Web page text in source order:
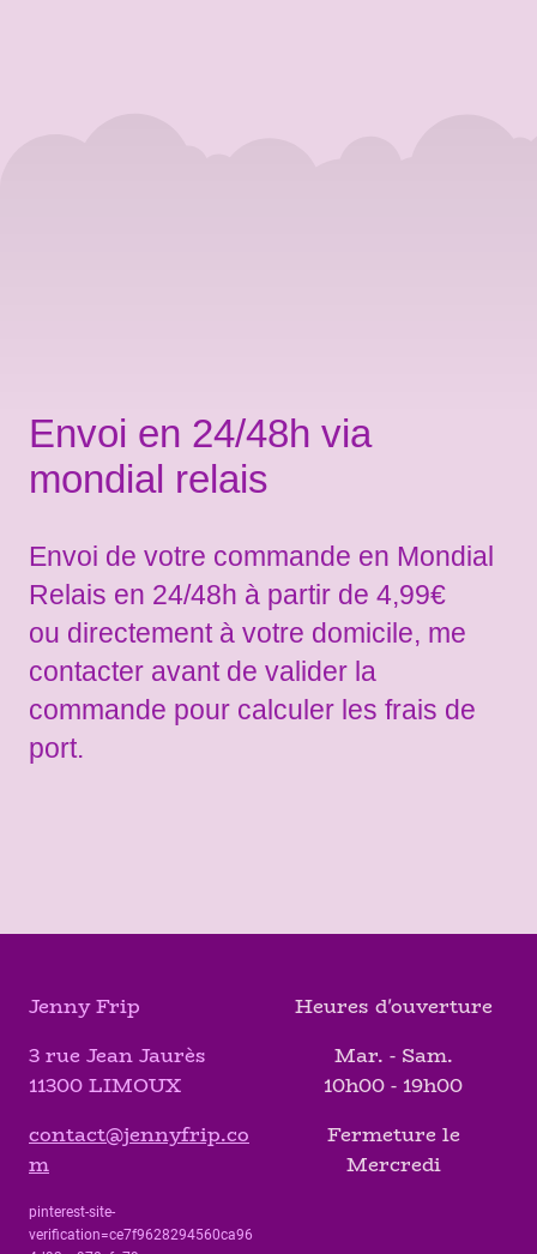
Envoi en 24/48h via
mondial relais
Envoi de votre commande en Mondial
Relais en 24/48h à partir de 4,99€
ou directement à votre domicile, me
contacter avant de valider la
commande pour calculer les frais de
port.
Jenny Frip
3 rue Jean Jaurès
11300 LIMOUX
contact@jennyfrip.co
m
pinterest-site-
verification=ce7f9628294560ca96
Heures d'ouverture
Mar. - Sam.
10h00 - 19h00
Fermeture le
Mercredi